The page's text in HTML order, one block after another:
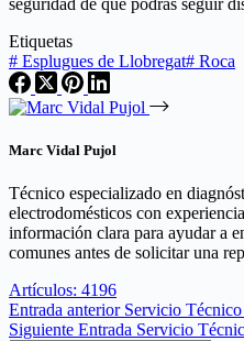
seguridad de que podrás seguir
Etiquetas
# Esplugues de Llobregat# Roca
Marc Vidal Pujol
Técnico especializado en
electrodomésticos con
información clara para ayudar a
comunes antes de solicitar una
Artículos: 4196
Entrada anterior Servicio
Siguiente Entrada Servicio